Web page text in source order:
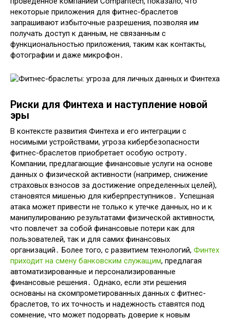
некоторые приложения для фитнес-браслетов
запрашивают избыточные разрешения, позволяя им
получать доступ к данным, не связанным с
функциональностью приложения, таким как контакты,
фотографии и даже микрофон․
Риски для Финтеха и наступление новой
эры
В контексте развития Финтеха и его интеграции с
носимыми устройствами, угроза кибербезопасности
фитнес-браслетов приобретает особую остроту․
Компании, предлагающие финансовые услуги на основе
данных о физической активности (например, снижение
страховых взносов за достижение определенных целей),
становятся мишенью для киберпреступников․ Успешная
атака может привести не только к утечке данных, но и к
манипулированию результатами физической активности,
что повлечет за собой финансовые потери как для
пользователей, так и для самих финансовых
организаций․ Более того, с развитием технологий, Финтех
приходит на смену банковским служащим, предлагая
автоматизированные и персонализированные
финансовые решения․ Однако, если эти решения
основаны на скомпрометированных данных с фитнес-
браслетов, то их точность и надежность ставятся под
сомнение, что может подорвать доверие к новым